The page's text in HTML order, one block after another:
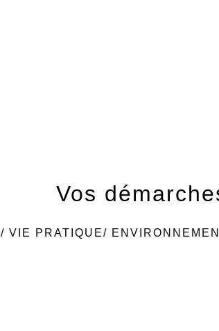
Vos
/VIE PRATIQUE/